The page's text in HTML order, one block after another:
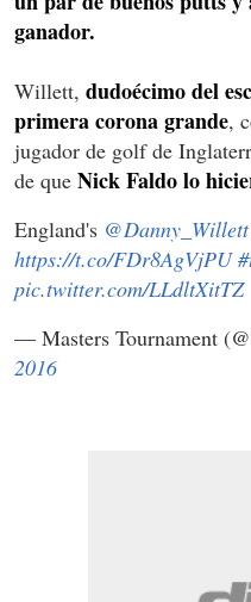
ganador.
Willett, dudoécimo del
primera corona grande,
jugador de golf de
de que Nick Faldo lo
England's @Danny_Willett
https://t.co/FDr8AgVjPU
pic.twitter.com/LLdltXitTZ
— Masters Tournament
2016